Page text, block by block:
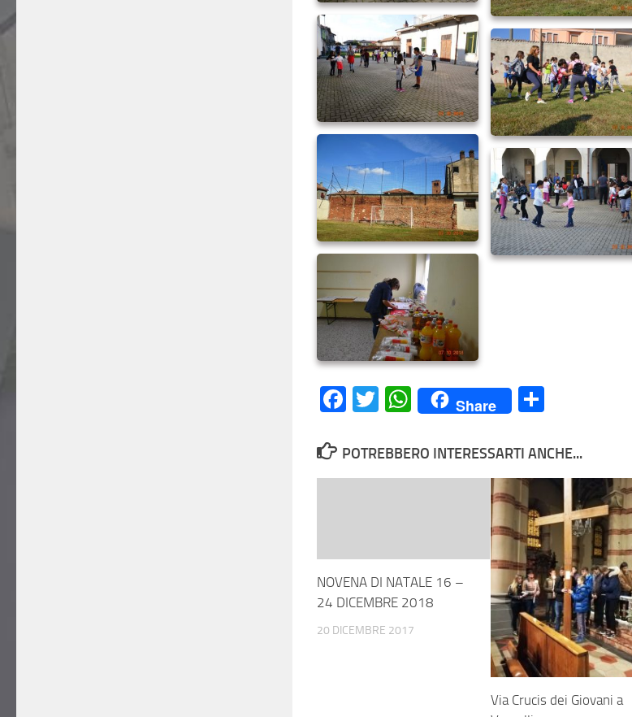
Facebook
Twitter
WhatsApp
Share
POTREBBERO INTERESSARTI ANCHE...
NOVENA DI NATALE 16 –
24 DICEMBRE 2018
20 DICEMBRE 2017
Via Crucis dei Giovani a